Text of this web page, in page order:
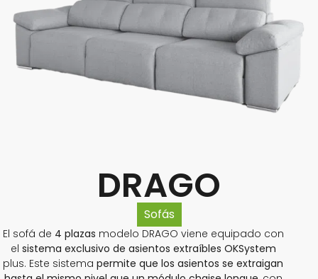
DRAGO
Sofás
El sofá de 4 plazas modelo DRAGO viene equipado con
el sistema exclusivo de asientos extraíbles OKSystem
plus. Este sistemapermite que los asientos se extraigan